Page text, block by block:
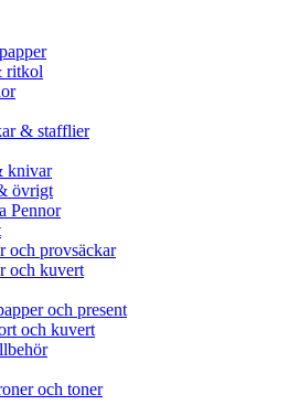
ritkol
& stafflier
knivar
övrigt
Pennor
och provsäckar
och kuvert
och present
och kuvert
och toner